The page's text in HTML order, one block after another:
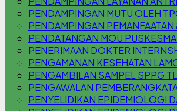
PENDAMPINGAN MUTU OLEH
PENDAMPINGAN
PENDATANGAN MOU
PENERIMAAN DOKTER
PENGAMANAN KESEHATAN
PENGAMBILAN SAMPEL SPPG
PENGAWALAN
PENYELIDIKAN EPIDEMIOLOGI